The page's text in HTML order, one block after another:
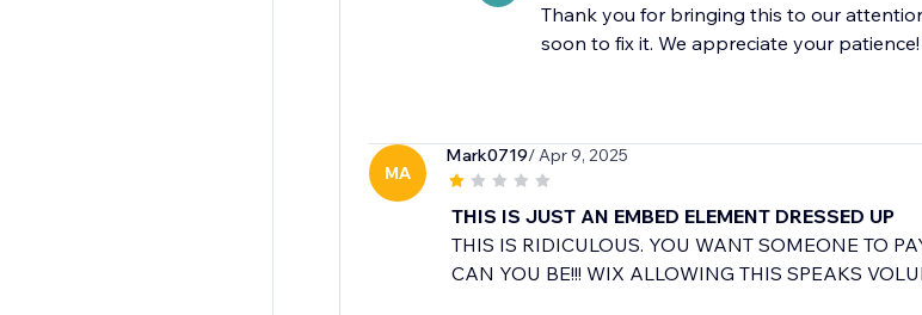
Thank you for bringing this to our
MA
Mark0719/ Apr 9, 2025
THIS IS JUST AN EMBED ELEMENT DRESSED UP
THIS IS RIDICULOUS. YOU WANT SOMEONE TO
CAN YOU BE!!! WIX ALLOWING THIS SPEAKS